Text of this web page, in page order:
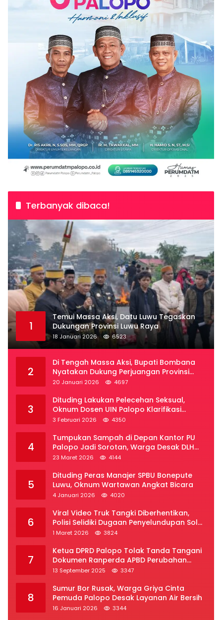
Terbanyak dibaca!
1
Temui Massa Aksi, Datu Luwu Tegaskan
Dukungan Provinsi Luwu Raya
18 Januari 2026 6523
2
Di Tengah Massa Aksi, Bupati Bombana
Nyatakan Dukung Perjuangan Provinsi
Luwu Raya
20 Januari 2026 4697
3
Dituding Lakukan Pelecehan Seksual,
Oknum Dosen UIN Palopo Klarifikasi
Kronologi
3 Februari 2026 4350
4
Tumpukan Sampah di Depan Kantor PU
Palopo Jadi Sorotan, Warga Desak DLH
Segera Bertindak
23 Maret 2026 4144
5
Dituding Peras Manajer SPBU Bonepute
Luwu, Oknum Wartawan Angkat Bicara
4 Januari 2026 4020
6
Viral Video Truk Tangki Diberhentikan,
Polisi Selidiki Dugaan Penyelundupan Solar
Subsidi di Palopo
1 Maret 2026 3824
7
Ketua DPRD Palopo Tolak Tanda Tangani
Dokumen Ranperda APBD Perubahan
2025
13 September 2025 3347
8
Sumur Bor Rusak, Warga Griya Cinta
Pemuda Palopo Desak Layanan Air Bersih
16 Januari 2026 3344